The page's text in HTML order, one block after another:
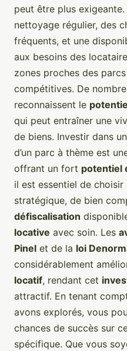
peut être plus
nettoyage régulier, des
fréquents, et une
aux besoins des
zones proches des
compétitives. De
reconnaissent le
qui peut entraîner une
de biens. Investir dans un
d’un parc à thème est
offrant un fort potentiel
il est essentiel de choisir
stratégique, de bien
défiscalisation
locative avec soin. Les
Pinel et de la loi
considérablement
locatif, rendant cet
attractif. En tenant
avons explorés, vous
chances de succès sur
spécifique. Que vous